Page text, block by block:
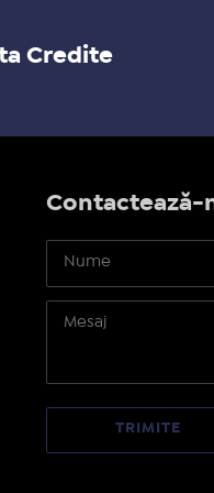
Credite
Contactează-